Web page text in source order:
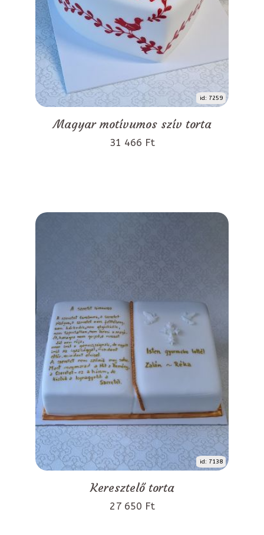
id: 7259
Magyar motívumos szív torta
31 466 Ft
id: 7138
Keresztelő torta
27 650 Ft